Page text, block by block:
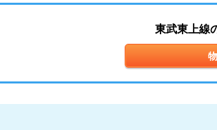
東武東上線